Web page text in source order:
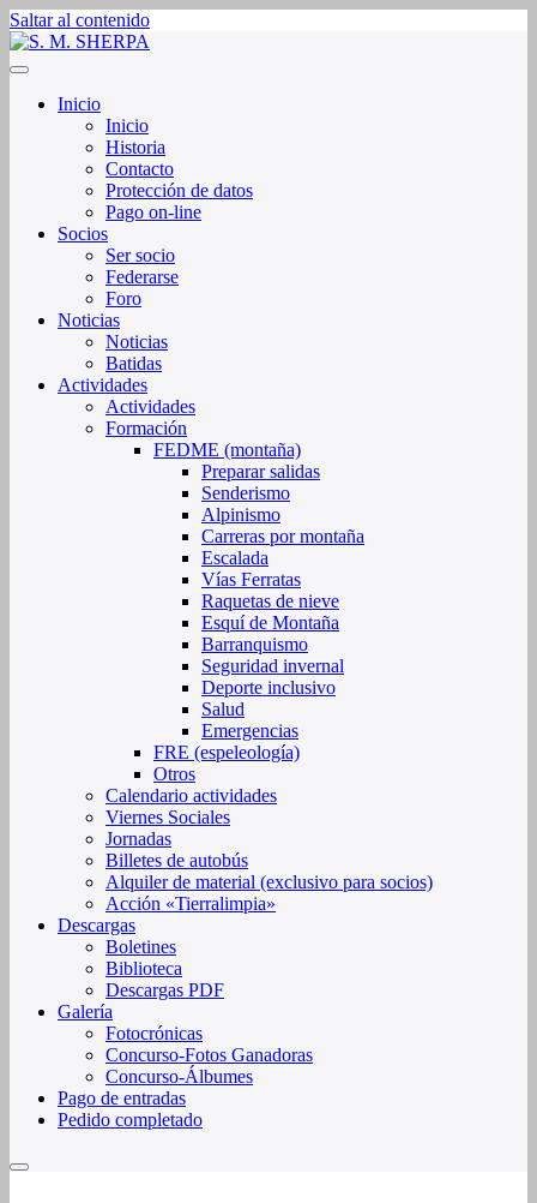
Saltar al contenido
S. M. SHERPA
Sociedad de Montaña Sherpa de La Rioja
Inicio
Inicio
Historia
Contacto
Protección de datos
Pago on-line
Socios
Ser socio
Federarse
Foro
Noticias
Noticias
Batidas
Actividades
Actividades
Formación
FEDME (montaña)
Preparar salidas
Senderismo
Alpinismo
Carreras por montaña
Escalada
Vías Ferratas
Raquetas de nieve
Esquí de Montaña
Barranquismo
Seguridad invernal
Deporte inclusivo
Salud
Emergencias
FRE (espeleología)
Otros
Calendario actividades
Viernes Sociales
Jornadas
Billetes de autobús
Alquiler de material (exclusivo para socios)
Acción «Tierralimpia»
Descargas
Boletines
Biblioteca
Descargas PDF
Galería
Fotocrónicas
Concurso-Fotos Ganadoras
Concurso-Álbumes
Pago de entradas
Pedido completado